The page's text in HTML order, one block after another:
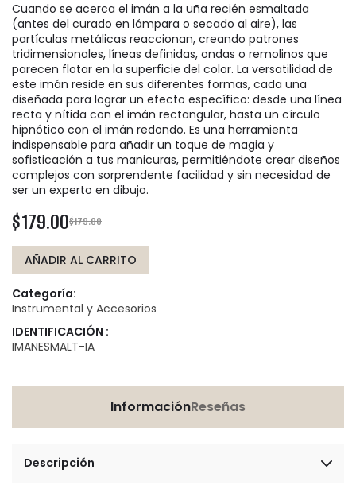
Cuando se acerca el imán a la uña recién esmaltada
(antes del curado en lámpara o secado al aire), las
partículas metálicas reaccionan, creando patrones
tridimensionales, líneas definidas, ondas o remolinos que
parecen flotar en la superficie del color. La versatilidad de
este imán reside en sus diferentes formas, cada una
diseñada para lograr un efecto específico: desde una línea
recta y nítida con el imán rectangular, hasta un círculo
hipnótico con el imán redondo. Es una herramienta
indispensable para añadir un toque de magia y
sofisticación a tus manicuras, permitiéndote crear diseños
complejos con sorprendente facilidad y sin necesidad de
ser un experto en dibujo.
$179.00$179.00
AÑADIR AL CARRITO
Categoría:
Instrumental y Accesorios
IDENTIFICACIÓN :
IMANESMALT-IA
InformaciónReseñas
Descripción